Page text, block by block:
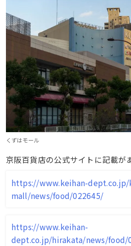
くずはモール
京阪百貨店の公式サイトに記載が
https://www.keihan-dept.co.jp/
mall/news/food/022645/
https://www.keihan-
dept.co.jp/hirakata/news/food/